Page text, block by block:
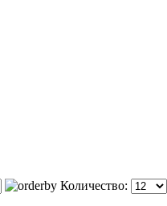
Количество: